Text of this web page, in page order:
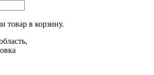
товар в корзину.